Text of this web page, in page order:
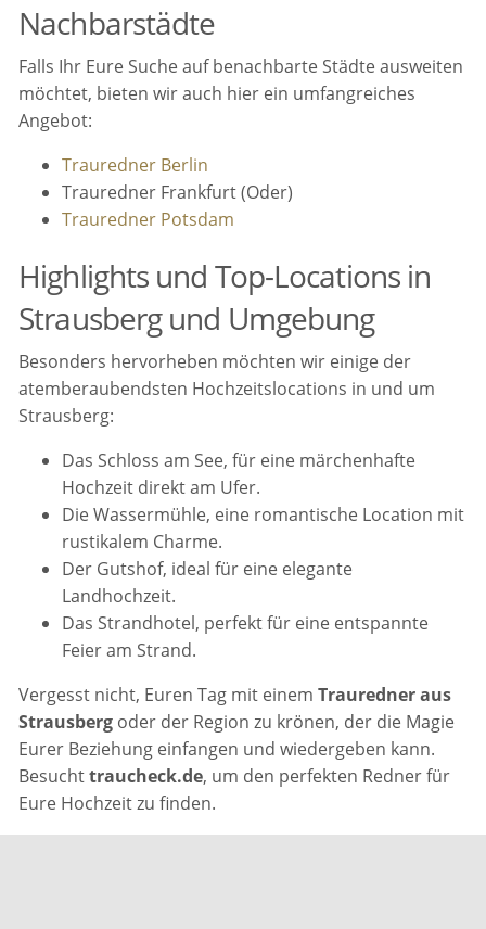
Nachbarstädte
Falls Ihr Eure Suche auf benachbarte Städte ausweiten
möchtet, bieten wir auch hier ein umfangreiches
Angebot:
Trauredner Berlin
Trauredner Frankfurt (Oder)
Trauredner Potsdam
Highlights und Top-Locations in
Strausberg und Umgebung
Besonders hervorheben möchten wir einige der
atemberaubendsten Hochzeitslocations in und um
Strausberg:
Das Schloss am See, für eine märchenhafte
Hochzeit direkt am Ufer.
Die Wassermühle, eine romantische Location mit
rustikalem Charme.
Der Gutshof, ideal für eine elegante
Landhochzeit.
Das Strandhotel, perfekt für eine entspannte
Feier am Strand.
Vergesst nicht, Euren Tag mit einemTrauredner aus
Strausberg oder der Region zu krönen, der die Magie
Eurer Beziehung einfangen und wiedergeben kann.
Besuchttraucheck.de, um den perfekten Redner für
Eure Hochzeit zu finden.